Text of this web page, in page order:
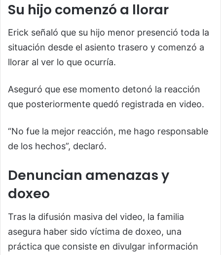
Su hijo comenzó a llorar
Erick señaló que su hijo menor presenció toda la
situación desde el asiento trasero y comenzó a
llorar al ver lo que ocurría.
Aseguró que ese momento detonó la reacción
que posteriormente quedó registrada en video.
“No fue la mejor reacción, me hago responsable
de los hechos”, declaró.
Denuncian amenazas y
doxeo
Tras la difusión masiva del video, la familia
asegura haber sido víctima de doxeo, una
práctica que consiste en divulgar información